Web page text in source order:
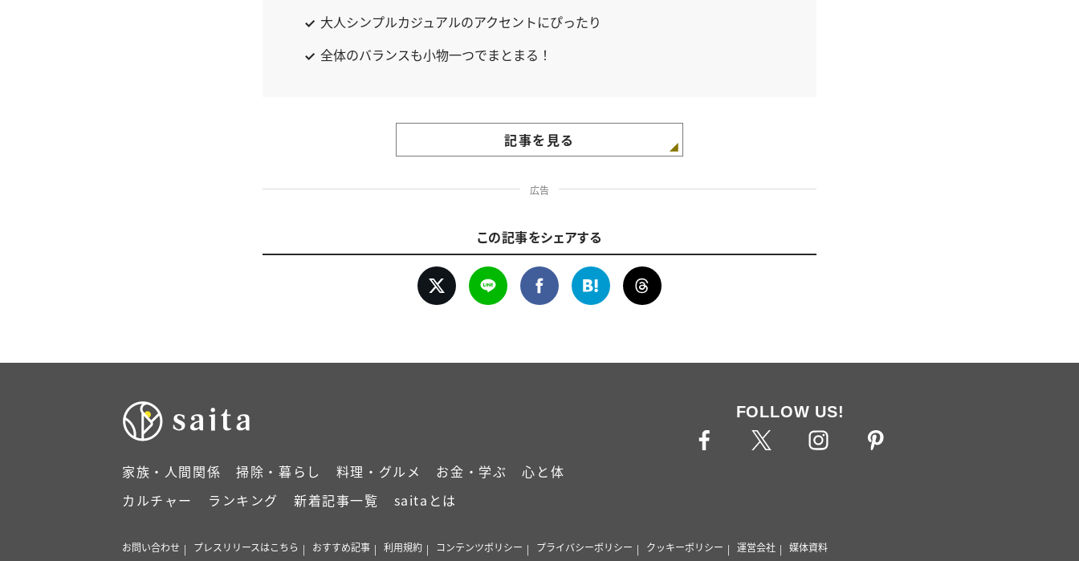
大人シンプルカジュアルのアクセントにぴったり
全体のバランスも小物一つでまとまる！
記事を見る
広告
この記事をシェアする
家族・人間関係 掃除・暮らし 料理・グルメ お金・学ぶ
心と体
カルチャー
ランキング 新着記事一覧 saitaとは
FOLLOW US!
お問い合わせ プレスリリースはこちら おすすめ記事 利用規約 コンテンツポリシー プライバシーポリシー クッキーポリシー 運営会社 媒体資料